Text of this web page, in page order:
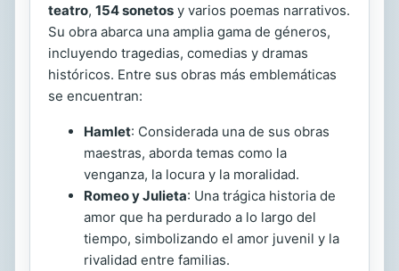
teatro, 154 sonetos y varios poemas narrativos.
Su obra abarca una amplia gama de géneros,
incluyendo tragedias, comedias y dramas
históricos. Entre sus obras más emblemáticas
se encuentran:
Hamlet: Considerada una de sus obras
maestras, aborda temas como la
venganza, la locura y la moralidad.
Romeo y Julieta: Una trágica historia de
amor que ha perdurado a lo largo del
tiempo, simbolizando el amor juvenil y la
rivalidad entre familias.